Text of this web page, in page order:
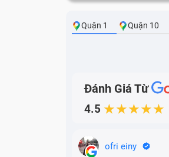
Quận 1 Quận 10
Đánh Giá Từ
4.5 ★★★★★
ofri einy